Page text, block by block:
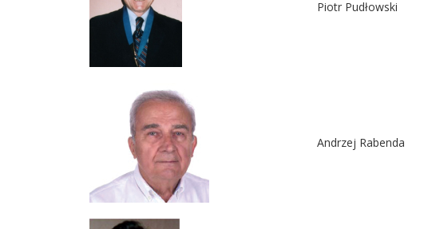
Piotr Pudłowski
Andrzej Rabenda